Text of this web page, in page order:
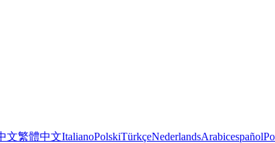
文繁體中文ItalianoPolskiTürkçeNederlandsArabicespañol